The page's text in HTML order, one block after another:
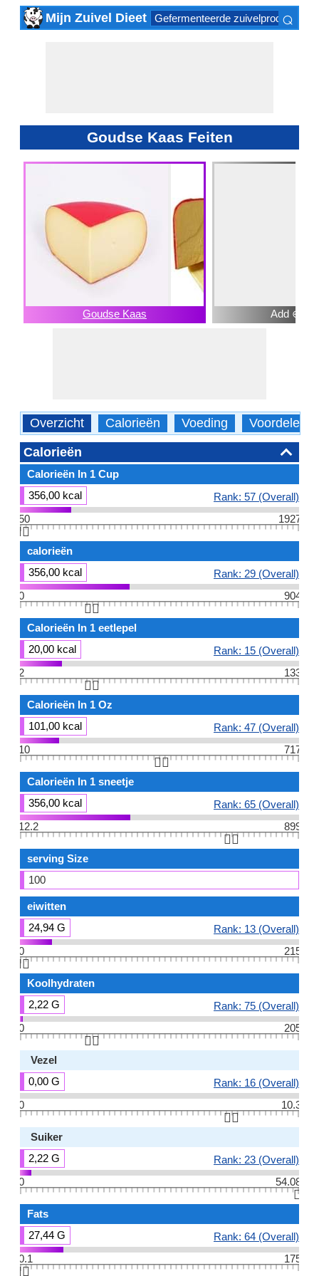
Mijn Zuivel Dieet Gefermenteerde zuivelproducten
⌕
Goudse Kaas Feiten
Goudse Kaas Add ⊕
Overzicht Calorieën Voeding Voordelen
Calorieën
Calorieën In 1 Cup
356,00 kcal
Rank: 57 (Overall)
50
1927
👆🏻
calorieën
356,00 kcal
Rank: 29 (Overall)
0
904
👆🏻
Calorieën In 1 eetlepel
20,00 kcal
Rank: 15 (Overall)
2
133
👆🏻
Calorieën In 1 Oz
101,00 kcal
Rank: 47 (Overall)
10
717
👆🏻
Calorieën In 1 sneetje
356,00 kcal
Rank: 65 (Overall)
12.2
899
👆🏻
serving Size
100
eiwitten
24,94 G
Rank: 13 (Overall)
0
215
👆🏻
Koolhydraten
2,22 G
Rank: 75 (Overall)
0
205
👆🏻
Vezel
0,00 G
Rank: 16 (Overall)
0
10.3
👆🏻
Suiker
2,22 G
Rank: 23 (Overall)
0
54.08
👆🏻
Fats
27,44 G
Rank: 64 (Overall)
0.1
175
👆🏻